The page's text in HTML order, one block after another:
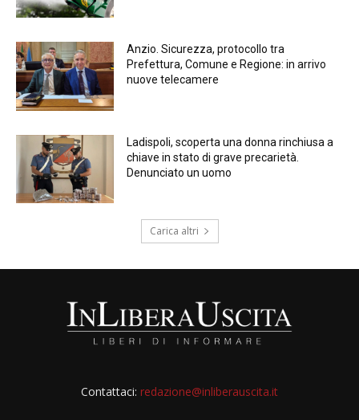
Anzio. Sicurezza, protocollo tra
Prefettura, Comune e Regione: in arrivo
nuove telecamere
Ladispoli, scoperta una donna rinchiusa a
chiave in stato di grave precarietà.
Denunciato un uomo
Carica altri
Contattaci: redazione@inliberauscita.it